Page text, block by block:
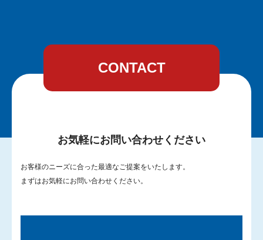
CONTACT
お気軽にお問い合わせください
お客様のニーズに合った最適なご提案をいたします。
まずはお気軽にお問い合わせください。